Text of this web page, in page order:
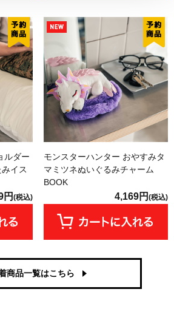
ルダー
イス
円 (税込)
モンスターハンター おやすみタ
マミツネぬいぐるみチャーム
BOOK
4,169円 (税込)
商品一覧はこちら